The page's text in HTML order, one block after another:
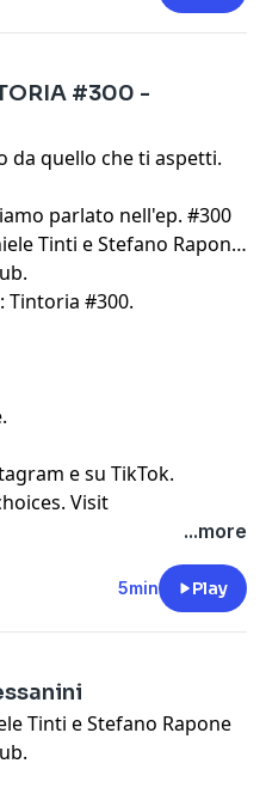
#300 -
da quello che ti aspetti.
parlato nell'ep. #300
Tinti eStefano Rapone
.
Tintoria #300.
.
esu TikTok.
Visit
...more
5min Play
Tinti eStefano Rapone
.